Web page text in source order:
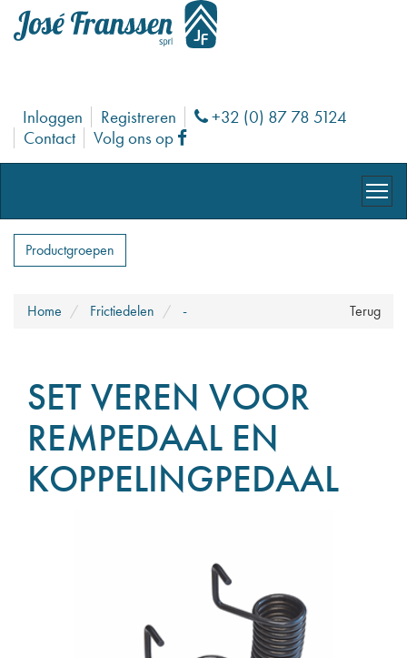
Inloggen Registreren Phone
+32 (0) 87 78 5124
Contact
Volg ons op Facebook
Productgroepen
Terug
Home Frictiedelen -
SET VEREN VOOR
REMPEDAAL EN
KOPPELINGPEDAAL